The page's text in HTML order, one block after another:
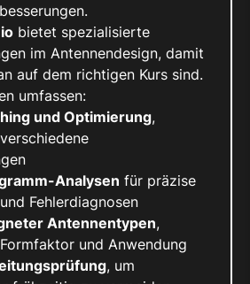
bietet spezialisierte
im Antennendesign, damit
auf dem richtigen Kurs sind.
umfassen:
und Optimierung,
Analysen für präzise
Fehlerdiagnosen
Antennentypen,
und Anwendung
, um